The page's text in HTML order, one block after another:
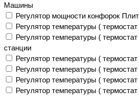
Машины
Регулятор мощности конфорок
Регулятор температуры ( термостат
Регулятор температуры (
станции
Регулятор температуры (
Регулятор температуры (
Регулятор температуры (
Регулятор температуры (